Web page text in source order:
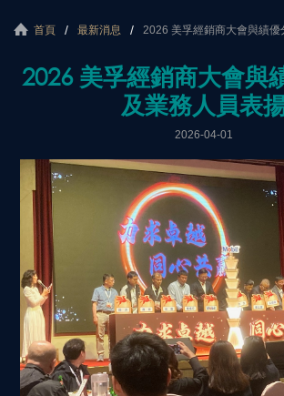
首頁 最新消息 2026 美孚經銷商大會與績
2026 美孚經銷商大會與
及業務人員表
2026-04-01